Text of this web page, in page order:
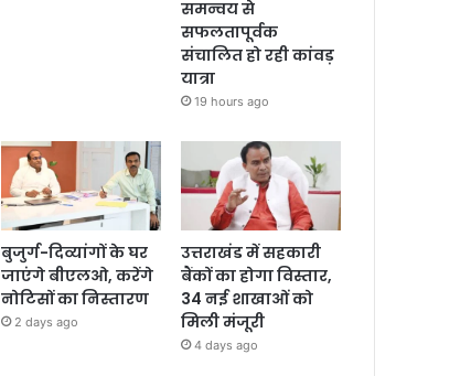
समन्वय से
सफलतापूर्वक
संचालित हो रही कांवड़
यात्रा
19 hours ago
बुजुर्ग-दिव्यांगों के घर
जाएंगे बीएलओ, करेंगे
नोटिसों का निस्तारण
2 days ago
उत्तराखंड में सहकारी
बैंकों का होगा विस्तार,
34 नई शाखाओं को
मिली मंजूरी
4 days ago